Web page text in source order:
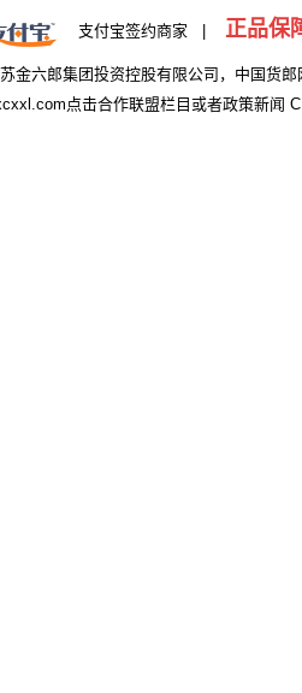
支付宝签约商家 | 正品保
金六郎集团投资控股有限公司，中国货
点击合作联盟栏目或者政策新闻